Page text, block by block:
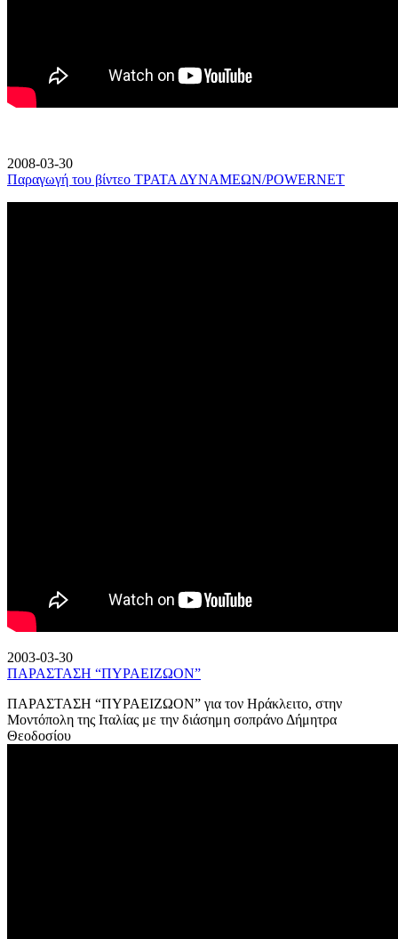
2008-03-30
Παραγωγή του βίντεο ΤΡΑΤΑ ΔΥΝΑΜΕΩΝ/POWERNET
2003-03-30
ΠΑΡΑΣΤΑΣΗ “ΠΥΡΑΕΙΖΩΟΝ”
ΠΑΡΑΣΤΑΣΗ “ΠΥΡΑΕΙΖΩΟΝ” για τον Ηράκλειτο, στην
Μοντόπολη της Ιταλίας με την διάσημη σοπράνο Δήμητρα
Θεοδοσίου